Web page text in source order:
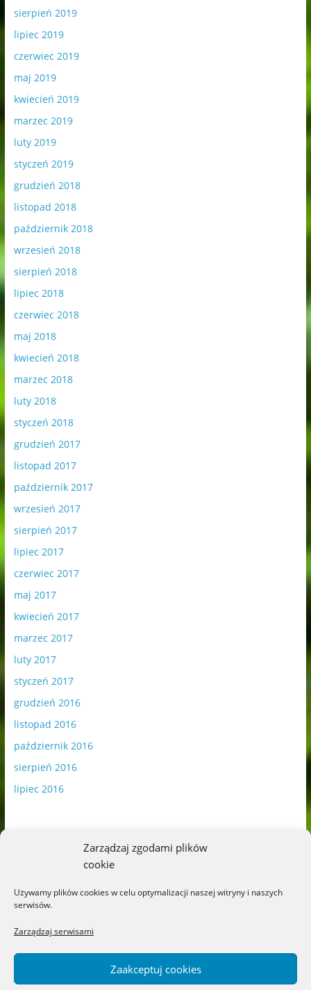
Zarządzaj zgodami plików
cookie
Używamy plików cookies w celu optymalizacji naszej witryny i naszych
serwisów.
Zarządzaj serwisami
Zaakceptuj cookies
sierpień 2019
lipiec 2019
czerwiec 2019
maj 2019
kwiecień 2019
marzec 2019
luty 2019
styczeń 2019
grudzień 2018
listopad 2018
październik 2018
wrzesień 2018
sierpień 2018
lipiec 2018
czerwiec 2018
maj 2018
kwiecień 2018
marzec 2018
luty 2018
styczeń 2018
grudzień 2017
listopad 2017
październik 2017
wrzesień 2017
sierpień 2017
lipiec 2017
czerwiec 2017
maj 2017
kwiecień 2017
marzec 2017
luty 2017
styczeń 2017
grudzień 2016
listopad 2016
październik 2016
sierpień 2016
lipiec 2016